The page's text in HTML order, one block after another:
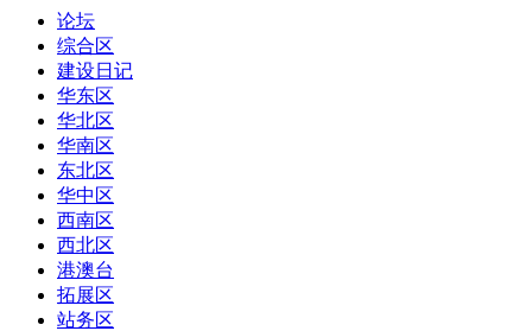
论坛
综合区
建设日记
华东区
华北区
华南区
东北区
华中区
西南区
西北区
港澳台
拓展区
站务区